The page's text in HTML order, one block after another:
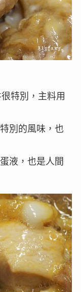
特別，主料用
別的風味，也
液，也是人間